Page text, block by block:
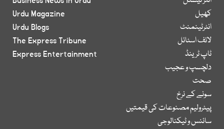
کھیل
انٹرٹینمنٹ
لائف اسٹائل
ٹاپ ٹرینڈ
دلچسپ و عجیب
صحت
سونے کے نرخ
پیٹرولیم مصنوعات کی قیمتیں
سائنس و ٹیکنالوجی
Urdu Magazine
Urdu Blogs
The Express Tribune
Express Entertainment